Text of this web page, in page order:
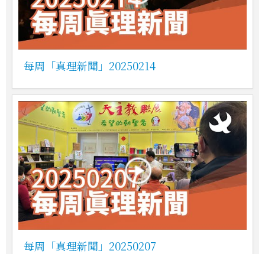
每周「真理新聞」20250214
每周「真理新聞」20250207